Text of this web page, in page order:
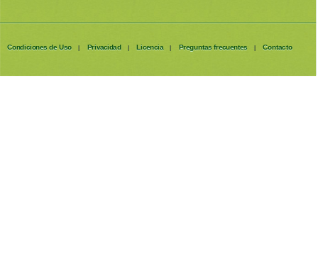
Condiciones de Uso | Privacidad | Licencia | Preguntas frecuentes | Contacto